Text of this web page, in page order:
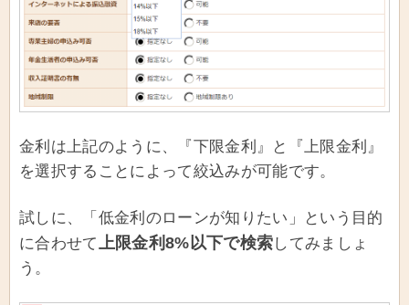
金利は上記のように、『下限金利』と『上限金利』
を選択することによって絞込みが可能です。
試しに、「低金利のローンが知りたい」という目的
に合わせて
上限金利8%以下で検索してみましょ
う。